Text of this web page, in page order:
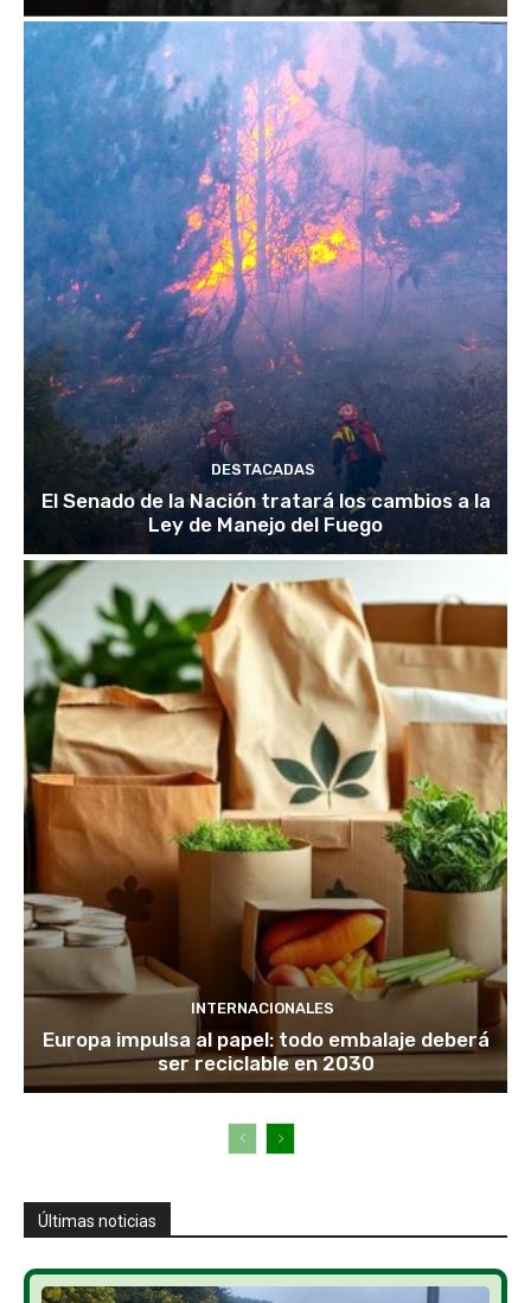
DESTACADAS
El Senado de la Nación tratará los cambios a la
Ley de Manejo del Fuego
INTERNACIONALES
Europa impulsa al papel: todo embalaje deberá
ser reciclable en 2030
Últimas noticias